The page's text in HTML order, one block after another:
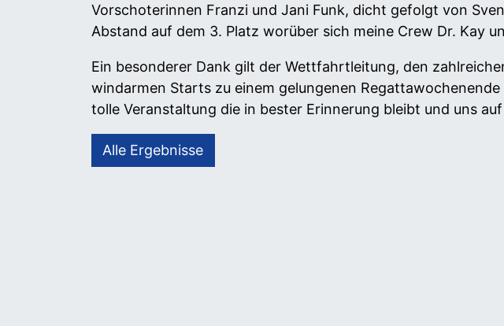
Vorschoterinnen Franzi und Jani Funk, dicht gefolgt von
Abstand auf dem 3. Platz worüber sich meine Crew Dr. Kay
Ein besonderer Dank gilt der Wettfahrtleitung, den
windarmen Starts zu einem gelungenen
tolle Veranstaltung die in bester Erinnerung bleibt und uns
Alle Ergebnisse